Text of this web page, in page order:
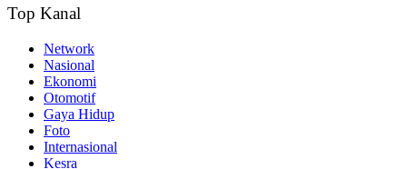
Top Kanal
Network
Nasional
Ekonomi
Otomotif
Gaya Hidup
Foto
Internasional
Kesra